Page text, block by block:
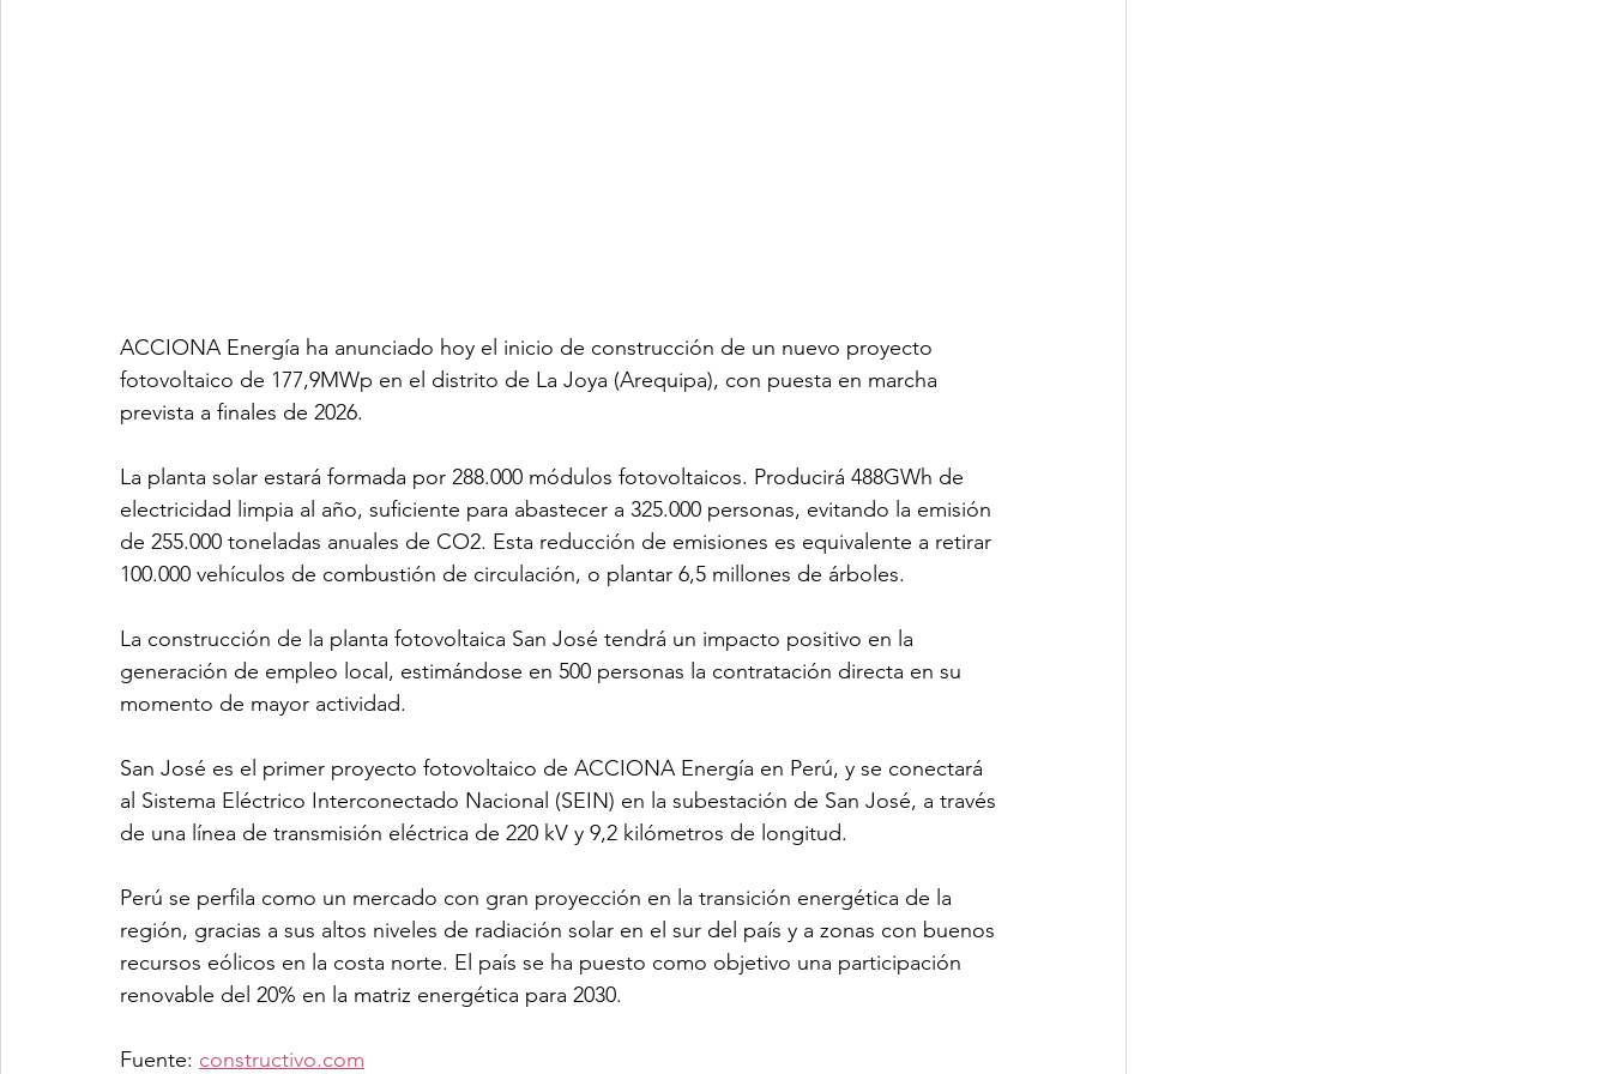
ACCIONA Energía ha anunciado hoy el inicio de construcción de un nuevo proyecto
fotovoltaico de 177,9MWp en el distrito de La Joya (Arequipa), con puesta en marcha
prevista a finales de 2026.
La planta solar estará formada por 288.000 módulos fotovoltaicos. Producirá 488GWh de
electricidad limpia al año, suficiente para abastecer a 325.000 personas, evitando la emisión
de 255.000 toneladas anuales de CO2. Esta reducción de emisiones es equivalente a retirar
100.000 vehículos de combustión de circulación, o plantar 6,5 millones de árboles.
La construcción de la planta fotovoltaica San José tendrá un impacto positivo en la
generación de empleo local, estimándose en 500 personas la contratación directa en su
momento de mayor actividad.
San José es el primer proyecto fotovoltaico de ACCIONA Energía en Perú, y se conectará
al Sistema Eléctrico Interconectado Nacional (SEIN) en la subestación de San José, a través
de una línea de transmisión eléctrica de 220 kV y 9,2 kilómetros de longitud.
Perú se perfila como un mercado con gran proyección en la transición energética de la
región, gracias a sus altos niveles de radiación solar en el sur del país y a zonas con buenos
recursos eólicos en la costa norte. El país se ha puesto como objetivo una participación
renovable del 20% en la matriz energética para 2030.
Fuente: constructivo.com